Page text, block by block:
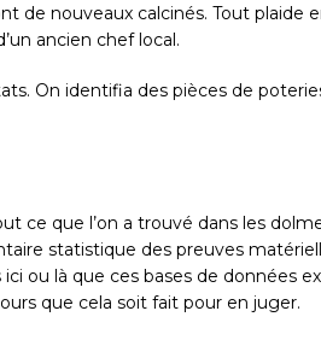
de nouveaux calcinés. Tout
ancien chef local.
On identifia des pièces de
ce que l’on a trouvé dans les
statistique des preuves
ou là que ces bases de données
que cela soit fait pour en juger.